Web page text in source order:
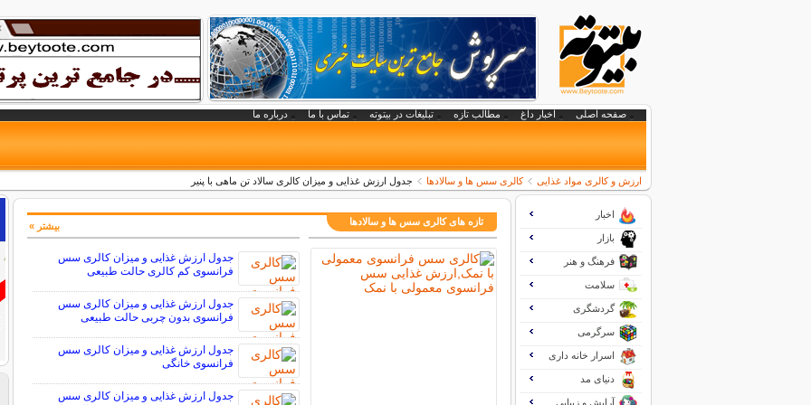
صفحه اصلی اخبار داغ مطالب تازه تبلیغات در بیتوته تماس با ما درباره ما
ارزش و کالری مواد غذایی کالری سس ها و سالادها جدول ارزش غذایی و میزان کالری سالاد تن ماهی با پنیر
تازه های کالری سس ها و سالادها
جدول ارزش غذایی و میزان کالری سس
فرانسوی کم کالری حالت طبیعی
جدول ارزش غذایی و میزان کالری سس
فرانسوی بدون چربی حالت طبیعی
جدول ارزش غذایی و میزان کالری سس
فرانسوی خانگی
جدول ارزش غذایی و میزان کالری سس
بیشتر »
اخبار
بازار
فرهنگ و هنر
سلامت
گردشگری
سرگرمی
اسرار خانه داری
دنیای مد
آرایش و زیبایی